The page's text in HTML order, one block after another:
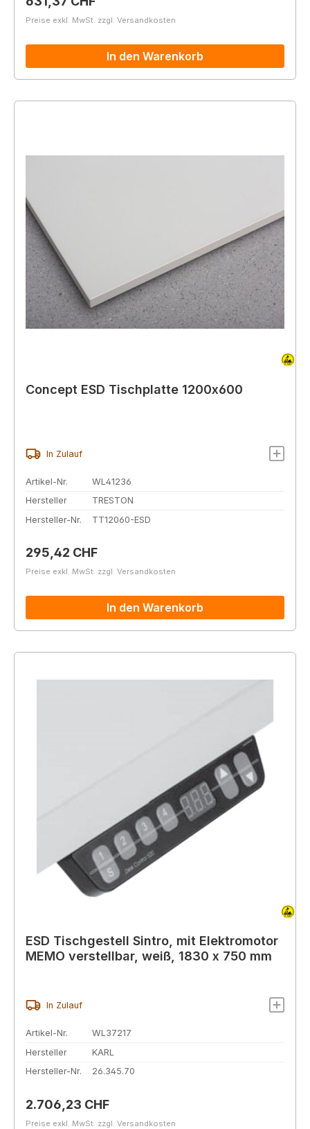
Preise exkl. MwSt. zzgl. Versandkosten
In den Warenkorb
Concept ESD Tischplatte 1200x600
In Zulauf
Artikel-Nr.
WL41236
Hersteller
TRESTON
Hersteller-Nr.
TT12060-ESD
Regulärer Preis:
295,42 CHF
Preise exkl. MwSt. zzgl. Versandkosten
In den Warenkorb
ESD Tischgestell Sintro, mit Elektromotor
MEMO verstellbar, weiß, 1830 x 750 mm
In Zulauf
Artikel-Nr.
WL37217
Hersteller
KARL
Hersteller-Nr.
26.345.70
Regulärer Preis:
2.706,23 CHF
Preise exkl. MwSt. zzgl. Versandkosten